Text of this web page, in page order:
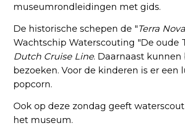
museumrondleidingen met gids.
De historische schepen de "Terra
Wachtschip Waterscouting "De oude
Dutch Cruise Line. Daarnaast
bezoeken. Voor de kinderen is er
popcorn.
Ook op deze zondag geeft
het museum.